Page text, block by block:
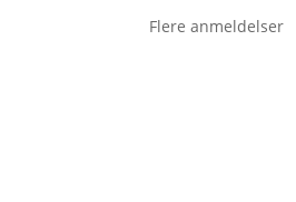
Flere anmeldelser